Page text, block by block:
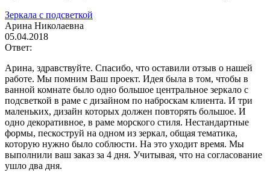
Зеркала с подсветкой
Арина Николаевна
05.04.2018
Ответ:
Арина, здравствуйте. Спасибо, что оставили отзыв о нашей
работе. Мы помним Ваш проект. Идея была в том, чтобы в
ванной комнате было одно большое центральное зеркало с
подсветкой в раме с дизайном по наброскам клиента. И три
маленьких, дизайн которых должен повторять большое. И
одно декоративное, в раме морского стиля. Нестандартные
формы, пескоструй на одном из зеркал, общая тематика,
которую нужно было соблюсти. На это уходит время. Мы
выполнили ваш заказ за 4 дня. Учитывая, что на согласование
ушло два дня.